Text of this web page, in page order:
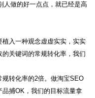
人做的好一点点，就已经是高
入一种观念虚虚实实，实实
关键词的常规转化率，我们
转化率的2倍。做淘宝SEO
捕OK，我们的目标流量拿